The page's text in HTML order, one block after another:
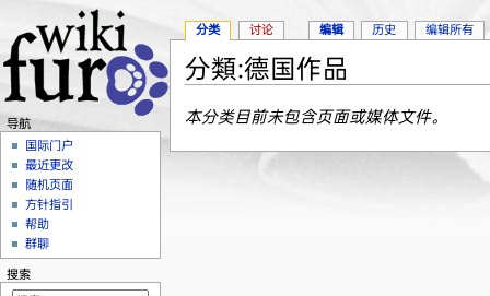
分類:德国作品
本分类目前未包含页面或媒体文件。
分类 讨论 编辑 历史 编辑所有
导航
国际门户
最近更改
随机页面
方针指引
帮助
群聊
搜索